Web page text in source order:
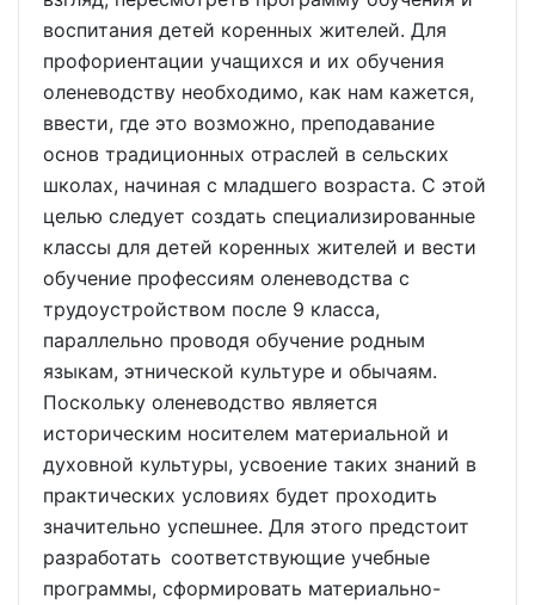
воспитания детей коренных жителей. Для
профориентации учащихся и их обучения
оленеводству необходимо, как нам кажется,
ввести, где это возможно, преподавание
основ традиционных отраслей в сельских
школах, начиная с младшего возраста. С этой
целью следует создать специализированные
классы для детей коренных жителей и вести
обучение профессиям оленеводства с
трудоустройством после 9 класса,
параллельно проводя обучение родным
языкам, этнической культуре и обычаям.
Поскольку оленеводство является
историческим носителем материальной и
духовной культуры, усвоение таких знаний в
практических условиях будет проходить
значительно успешнее. Для этого предстоит
разработать соответствующие учебные
программы, сформировать материально-